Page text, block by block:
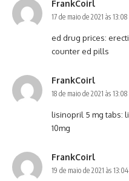
FrankCoirl
17 de maio de 2021 às 13:08
ed drug prices:
counter ed pills
FrankCoirl
18 de maio de 2021 às 13:08
lisinopril 5 mg tabs:
10mg
FrankCoirl
19 de maio de 2021 às 13:04